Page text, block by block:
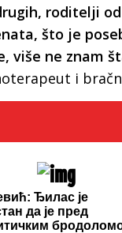
roditelji
što je
više ne znam
i
Ђилас је
да је пред